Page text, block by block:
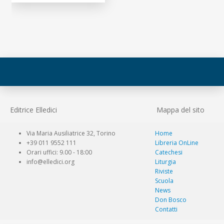
Editrice Elledici Mappa del sito
Via Maria Ausiliatrice 32, Torino
+39 011 9552 111
Orari uffici: 9.00 - 18:00
info@elledici.org
Home
Libreria OnLine
Catechesi
Liturgia
Riviste
Scuola
News
Don Bosco
Contatti